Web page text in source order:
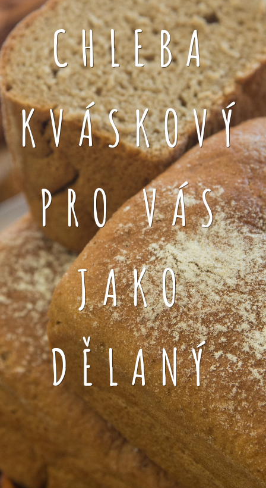
CHLEBA
KVÁSKOVÝ
PRO VÁS
JAKO
DĚLANÝ